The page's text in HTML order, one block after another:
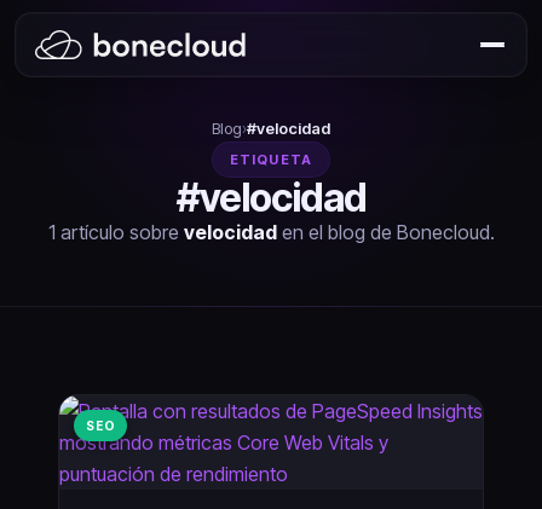
Blog›#velocidad
ETIQUETA
#velocidad
1 artículo sobre velocidaden el blog de Bonecloud.
SEO